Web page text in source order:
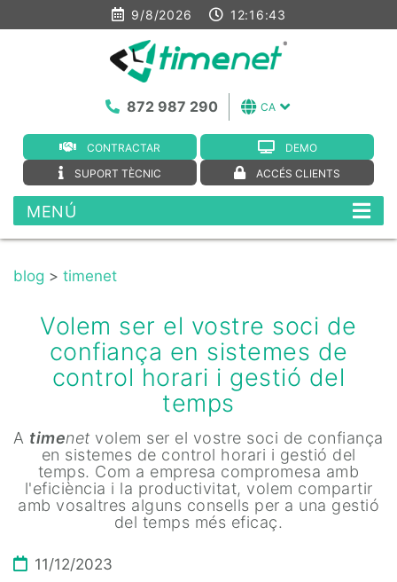
9/8/2026 12:16:44
CONTRACTAR
DEMO
SUPORT TÈCNIC
ACCÉS CLIENTS
CA
872 987 290
MENÚ
blog > timenet
Volem ser el vostre soci de
confiança en sistemes de
control horari i gestió del
temps
A timenet volem ser el vostre soci de confiança
en sistemes de control horari i gestió del
temps. Com a empresa compromesa amb
l'eficiència i la productivitat, volem compartir
amb vosaltres alguns consells per a una gestió
del temps més eficaç.
11/12/2023